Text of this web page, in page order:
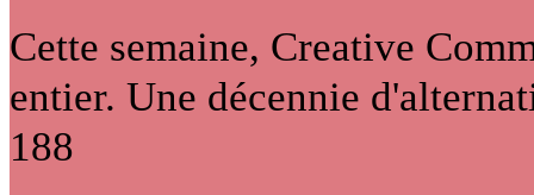
Cette semaine, Creative
entier. Une décennie
188